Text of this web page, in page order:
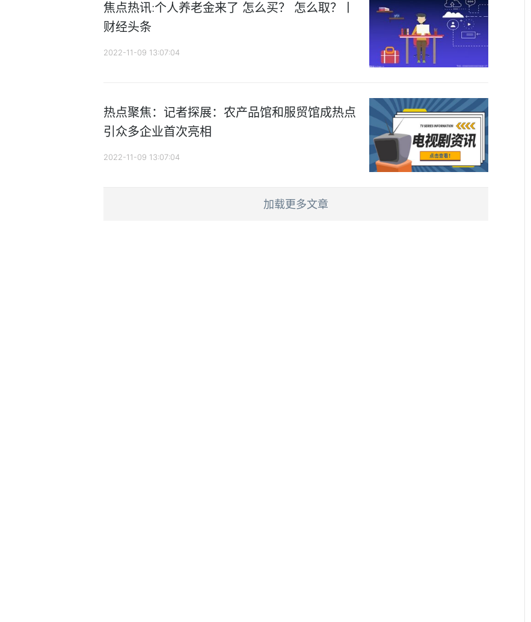
焦点热讯:个人养老金来了 怎么买？ 怎么取？丨
财经头条
2022-11-09 13:07:04
热点聚焦：记者探展：农产品馆和服贸馆成热点
引众多企业首次亮相
2022-11-09 13:07:04
加载更多文章